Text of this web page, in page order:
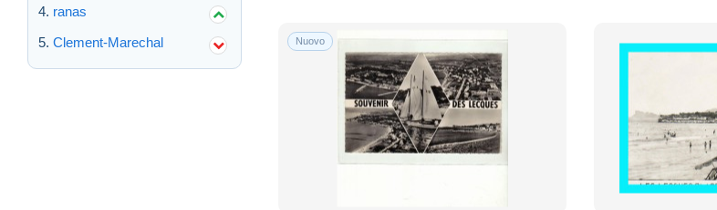
ranas
Clement-Marechal
Nuovo